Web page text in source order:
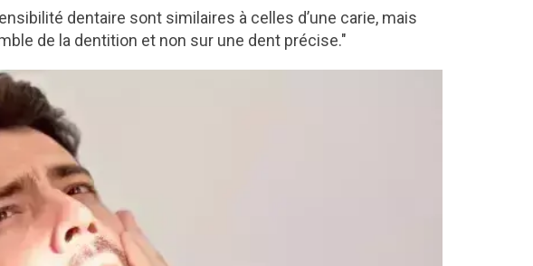
dentaire sont similaires à celles d’une carie, mais
de la dentition et non sur une dent précise."